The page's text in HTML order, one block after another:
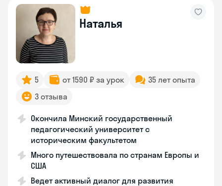
Наталья
5 от 1590 ₽ за урок
35 лет опыта
3 отзыва
Окончила Минский государственный
педагогический университет с
историческим факультетом
Много путешествовала по странам Европы и
США
Ведет активный диалог для развития